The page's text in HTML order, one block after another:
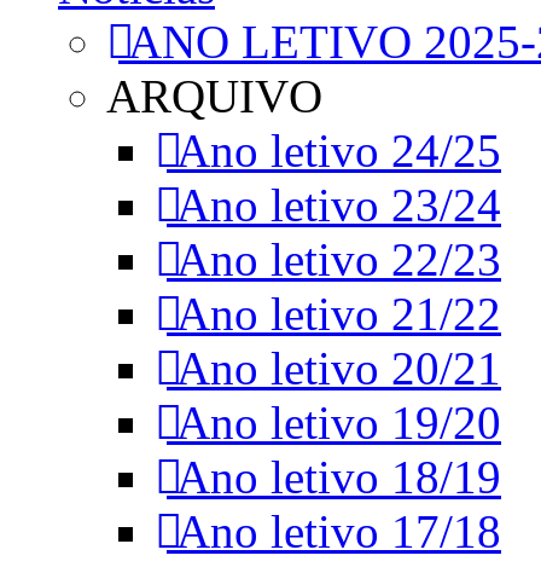
ANO LETIVO
ARQUIVO
Ano letivo 24/25
Ano letivo 23/24
Ano letivo 22/23
Ano letivo 21/22
Ano letivo 20/21
Ano letivo 19/20
Ano letivo 18/19
Ano letivo 17/18